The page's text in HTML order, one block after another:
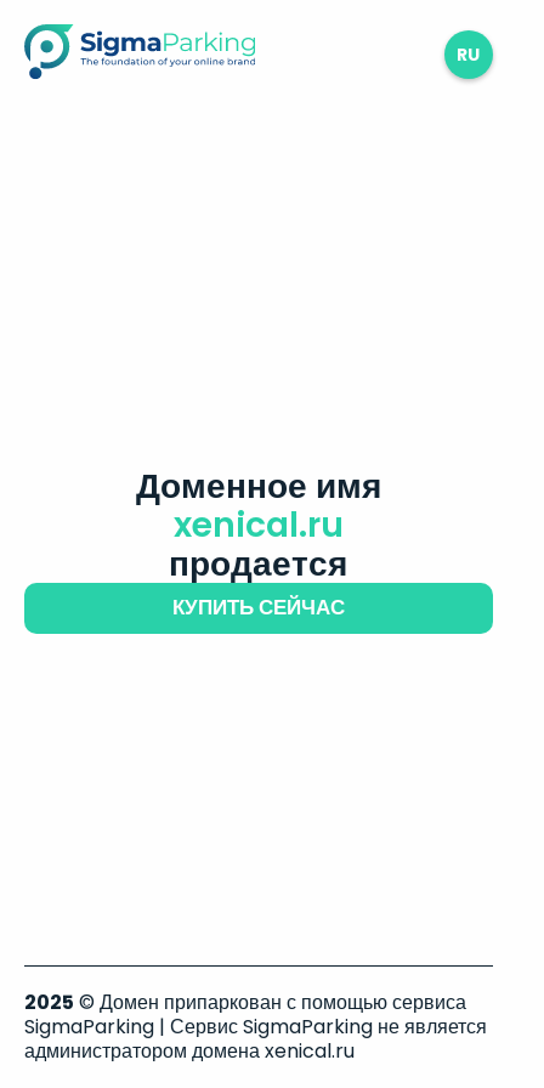
RU
Доменное имя
xenical.ru
продается
КУПИТЬ СЕЙЧАС
2025 © Домен припаркован с помощью сервиса
SigmaParking | Сервис SigmaParking не является
администратором домена xenical.ru